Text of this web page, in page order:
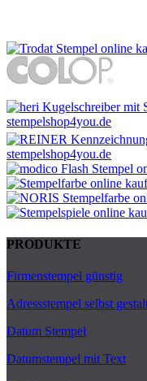
PRODUKTE
Firmenstempel günstig
Adressstempel selbst
Datum Stempel
Datumstempel mit Text